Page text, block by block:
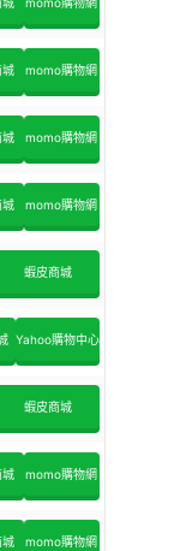
城 momo購物網
城 momo購物網
城 momo購物網
蝦皮商城
Yahoo購物中心
蝦皮商城
城 momo購物網
城 momo購物網